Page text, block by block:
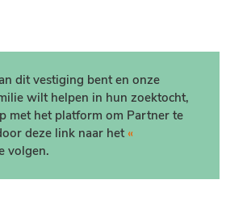
dit vestiging bent en onze
wilt helpen in hun zoektocht,
met het platform om Partner te
deze link naar het «
volgen.